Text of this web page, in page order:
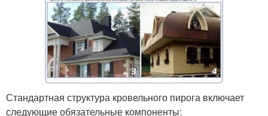
Стандартная структура кровельного пирога включает
следующие обязательные компоненты: